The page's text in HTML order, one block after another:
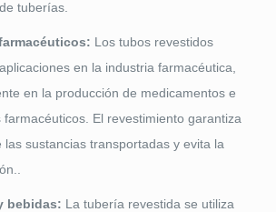
tuberías.
Los tubos revestidos
en la industria farmacéutica,
en la producción de medicamentos e
farmacéuticos. El revestimiento garantiza
las sustancias transportadas y evita la
bebidas: La tubería revestida se utiliza